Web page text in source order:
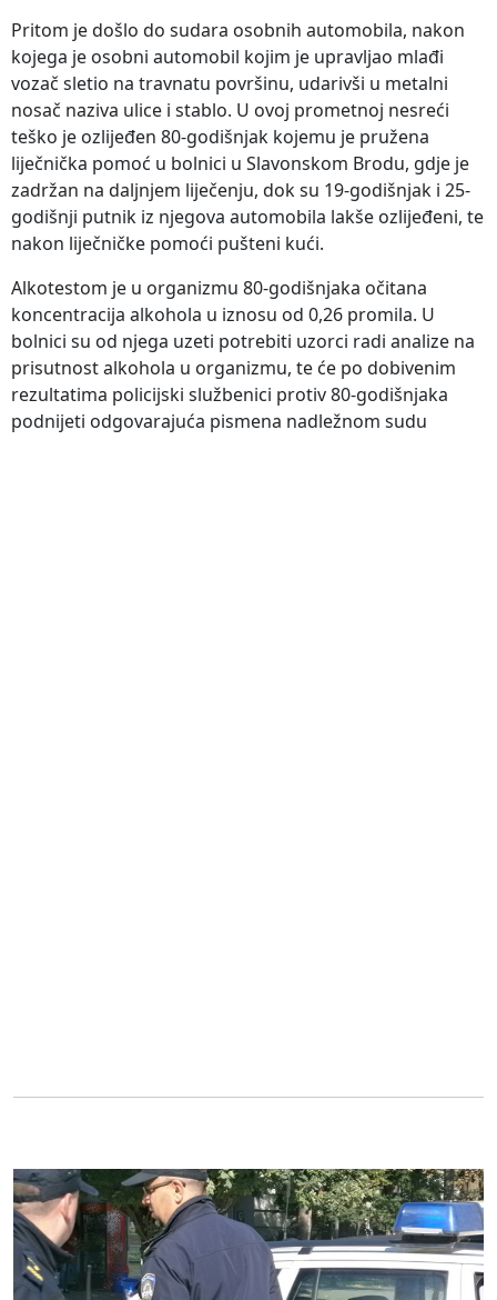
Pritom je došlo do sudara osobnih automobila, nakon
kojega je osobni automobil kojim je upravljao mlađi
vozač sletio na travnatu površinu, udarivši u metalni
nosač naziva ulice i stablo. U ovoj prometnoj nesreći
teško je ozlijeđen 80-godišnjak kojemu je pružena
liječnička pomoć u bolnici u Slavonskom Brodu, gdje je
zadržan na daljnjem liječenju, dok su 19-godišnjak i 25-
godišnji putnik iz njegova automobila lakše ozlijeđeni, te
nakon liječničke pomoći pušteni kući.
Alkotestom je u organizmu 80-godišnjaka očitana
koncentracija alkohola u iznosu od 0,26 promila. U
bolnici su od njega uzeti potrebiti uzorci radi analize na
prisutnost alkohola u organizmu, te će po dobivenim
rezultatima policijski službenici protiv 80-godišnjaka
podnijeti odgovarajuća pismena nadležnom sudu